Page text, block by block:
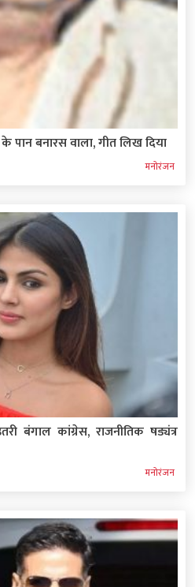
बनारस वाला, गीत लिख दिया
मनोरंजन
बंगाल कांग्रेस, राजनीतिक षड्यंत्र
मनोरंजन